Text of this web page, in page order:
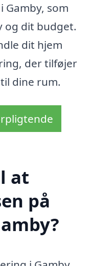
som
og dit budget.
dit hjem
der tilføjer
dine rum.
at
på